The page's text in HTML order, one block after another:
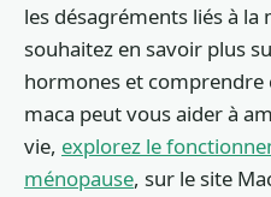
les désagréments liés à la
souhaitez en savoir plus
hormones et comprendre
maca peut vous aider à
vie, explorez le
ménopause, sur le site